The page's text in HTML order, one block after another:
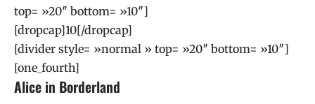
top= »20″ bottom= »10″]
[dropcap]10[/dropcap]
[divider style= »normal » top= »20″ bottom= »10″]
[one_fourth]
Alice in Borderland